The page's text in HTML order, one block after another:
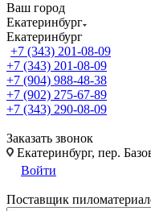
Ваш город
Екатеринбург
Екатеринбург
+7 (343) 201-08-09
+7 (343) 201-08-09
+7 (904) 988-48-38
+7 (902) 275-67-89
+7 (343) 290-08-09
Заказать звонок
Екатеринбург, пер.
Войти
Поставщик